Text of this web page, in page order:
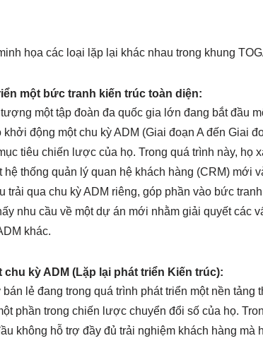
họa các loại lặp lại khác nhau trong khung
một bức tranh kiến trúc toàn diện:
một tập đoàn đa quốc gia lớn đang bắt đầu
động một chu kỳ ADM (Giai đoạn A đến Giai
tiêu chiến lược của họ. Trong quá trình này, họ
hệ thống quản lý quan hệ khách hàng (CRM) mới
trải qua chu kỳ ADM riêng, góp phần vào bức
nhu cầu về một dự án mới nhằm giải quyết các
khác.
chu kỳ ADM (Lặp lại phát triển Kiến trúc):
bán lẻ đang trong quá trình phát triển một nền
phần trong chiến lược chuyển đổi số của họ.
không hỗ trợ đầy đủ trải nghiệm khách hàng mà